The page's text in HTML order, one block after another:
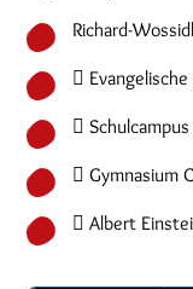
Richard-

 Schulcampus
 Gymnasium
 Albert